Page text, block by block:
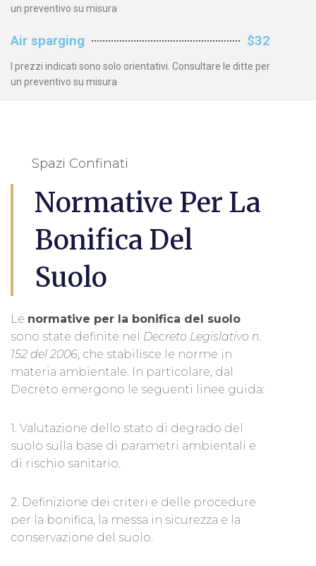
un preventivo su misura
Air sparging $32
I prezzi indicati sono solo orientativi. Consultare le ditte per
un preventivo su misura
Spazi Confinati
Normative Per La
Bonifica Del
Suolo
Le normative per la bonifica del suolo
sono state definite nel Decreto Legislativo n.
152 del 2006, che stabilisce le norme in
materia ambientale. In particolare, dal
Decreto emergono le seguenti linee guida:
1. Valutazione dello stato di degrado del
suolo sulla base di parametri ambientali e
di rischio sanitario.
2. Definizione dei criteri e delle procedure
per la bonifica, la messa in sicurezza e la
conservazione del suolo.